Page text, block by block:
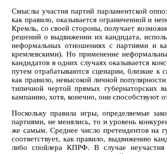
Смыслы участия партий парламентской
как правило, оказывается ограниченной и
Кремль, со своей стороны, получает
решений о выдвижении их кандидата,
неформальных отношениях с партиями и
кремлевскими). Но применение
кандидатов в одних случаях оказывается
путем отрабатываются сценарии, близкие к
как правило, невысокой личной
типичной чертой прямых губернаторских
кампанию, хотя, конечно, они способствуют
Поскольку правила игры, определяемые
партиями, не менялись, то и уровень
же самым. Среднее число претендентов на
соответствует, как правило, выдвижению
либо спойлера КПРФ. В случае